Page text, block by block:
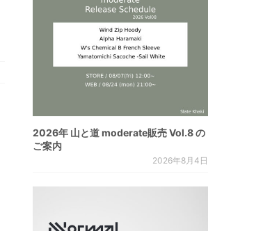
2026年 山と道 moderate販売 Vol.8 の
ご案内
2026年8月4日